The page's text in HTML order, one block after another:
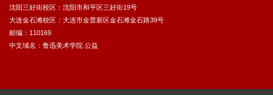
沈阳三好街校区：沈阳市和平区三好街19号
大连金石滩校区：大连市金普新区金石滩金石路39号
邮编：110169
中文域名：鲁迅美术学院.公益